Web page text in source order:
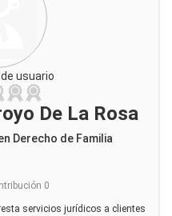
usuario
De La Rosa
Derecho de Familia
0
servicios jurídicos a clientes